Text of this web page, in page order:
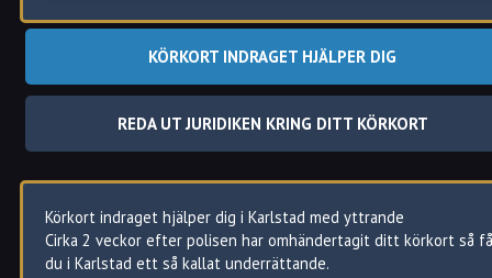
Karlstad
Karlstads
Karlstadsregionen
KÖRKORT INDRAGET HJÄLPER DIG
REDA UT JURIDIKEN KRING DITT KÖRKORT
Körkort indraget hjälper dig i Karlstad med yttrande
Cirka 2 veckor efter polisen har omhändertagit ditt körkort så
du i Karlstad ett så kallat underrättande.